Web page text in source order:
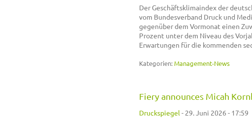
Der Geschäftsklimaindex der
vom Bundesverband Druck und
gegenüber dem Vormonat einen
Prozent unter dem Niveau des
Erwartungen für die kommenden
Kategorien: Management-News
Fiery announces Micah
Druckspiegel - 29. Juni 2026 - 17:59